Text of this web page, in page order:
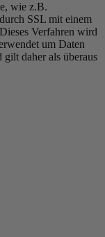
wie z.B.
SSL mit einem
Verfahren wird
um Daten
daher als überaus